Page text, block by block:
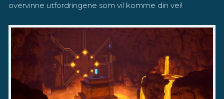
overvinne utfordringene som vil komme din vei!